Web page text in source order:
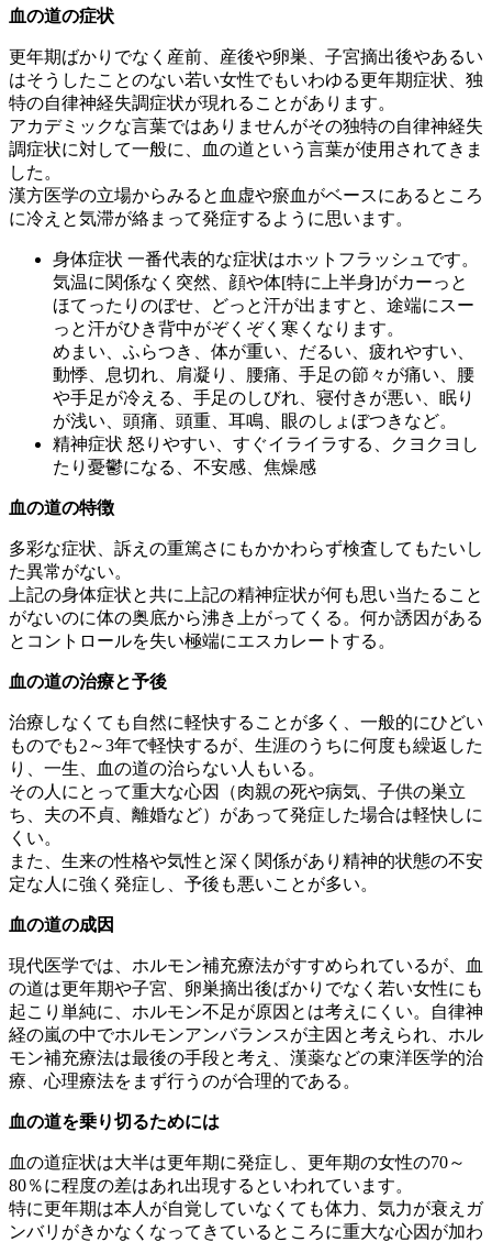
血の道の症状
更年期ばかりでなく産前、産後や卵巣、子宮摘出後やあるい
はそうしたことのない若い女性でもいわゆる更年期症状、独
特の自律神経失調症状が現れることがあります。
アカデミックな言葉ではありませんがその独特の自律神経失
調症状に対して一般に、血の道という言葉が使用されてきま
した。
漢方医学の立場からみると血虚や瘀血がベースにあるところ
に冷えと気滞が絡まって発症するように思います。
身体症状 一番代表的な症状はホットフラッシュです。
気温に関係なく突然、顔や体[特に上半身]がカーっと
ほてったりのぼせ、どっと汗が出ますと、途端にスー
っと汗がひき背中がぞくぞく寒くなります。
めまい、ふらつき、体が重い、だるい、疲れやすい、
動悸、息切れ、肩凝り、腰痛、手足の節々が痛い、腰
や手足が冷える、手足のしびれ、寝付きが悪い、眠り
が浅い、頭痛、頭重、耳鳴、眼のしょぼつきなど。
精神症状 怒りやすい、すぐイライラする、クヨクヨし
たり憂鬱になる、不安感、焦燥感
血の道の特徴
多彩な症状、訴えの重篤さにもかかわらず検査してもたいし
た異常がない。
上記の身体症状と共に上記の精神症状が何も思い当たること
がないのに体の奥底から沸き上がってくる。何か誘因がある
とコントロールを失い極端にエスカレートする。
血の道の治療と予後
治療しなくても自然に軽快することが多く、一般的にひどい
ものでも2～3年で軽快するが、生涯のうちに何度も繰返した
り、一生、血の道の治らない人もいる。
その人にとって重大な心因（肉親の死や病気、子供の巣立
ち、夫の不貞、離婚など）があって発症した場合は軽快しに
くい。
また、生来の性格や気性と深く関係があり精神的状態の不安
定な人に強く発症し、予後も悪いことが多い。
血の道の成因
現代医学では、ホルモン補充療法がすすめられているが、血
の道は更年期や子宮、卵巣摘出後ばかりでなく若い女性にも
起こり単純に、ホルモン不足が原因とは考えにくい。自律神
経の嵐の中でホルモンアンバランスが主因と考えられ、ホル
モン補充療法は最後の手段と考え、漢薬などの東洋医学的治
療、心理療法をまず行うのが合理的である。
血の道を乗り切るためには
血の道症状は大半は更年期に発症し、更年期の女性の70～
80％に程度の差はあれ出現するといわれています。
特に更年期は本人が自覚していなくても体力、気力が衰えガ
ンバリがきかなくなってきているところに重大な心因が加わ